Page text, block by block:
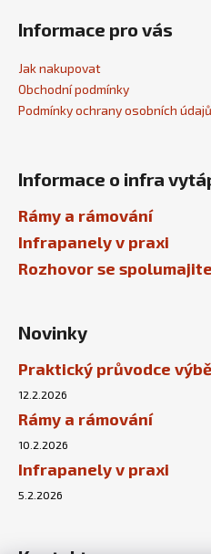
Informace pro vás
Jak nakupovat
Obchodní podmínky
Podmínky ochrany osobních údajů
Informace o infra
Rámy a rámování
Infrapanely v praxi
Rozhovor se
Novinky
Praktický průvodce
12.2.2026
Rámy a rámování
10.2.2026
Infrapanely v praxi
5.2.2026